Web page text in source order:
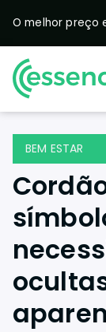
O melhor preço
BEM ESTAR